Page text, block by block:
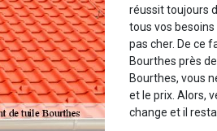
réussit toujours
tous vos
pas cher. De ce
Bourthes près
Bourthes, vous
et le prix. Alors,
change et il